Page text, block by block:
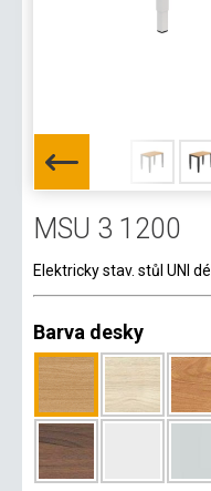
MSU 3 1200
Elektricky stav. stůl UNI
Barva desky